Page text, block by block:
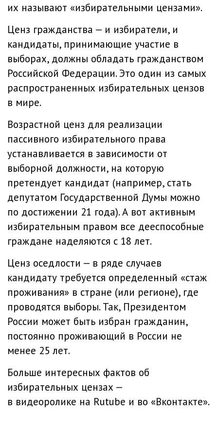
их называют «избирательными цензами».
Ценз гражданства — и избиратели, и
кандидаты, принимающие участие в
выборах, должны обладать гражданством
Российской Федерации. Это один из самых
распространенных избирательных цензов
в мире.
Возрастной ценз для реализации
пассивного избирательного права
устанавливается в зависимости от
выборной должности, на которую
претендует кандидат (например, стать
депутатом Государственной Думы можно
по достижении 21 года). А вот активным
избирательным правом все дееспособные
граждане наделяются с 18 лет.
Ценз оседлости — в ряде случаев
кандидату требуется определенный «стаж
проживания» в стране (или регионе), где
проводятся выборы. Так, Президентом
России может быть избран гражданин,
постоянно проживающий в России не
менее 25 лет.
Больше интересных фактов об
избирательных цензах —
в видеоролике на Rutube и во «Вконтакте».